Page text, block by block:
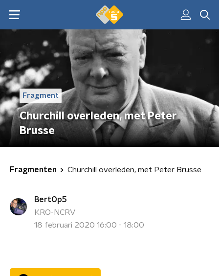
Fragment
Churchill overleden, met Peter
Brusse
Fragmenten Churchill overleden, met Peter Brusse
BertOp5
KRO-NCRV
18 februari 2020 16:00 - 18:00